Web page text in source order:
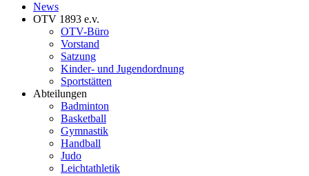
News
OTV 1893 e.v.
OTV-Büro
Vorstand
Satzung
Kinder- und Jugendordnung
Sportstätten
Abteilungen
Badminton
Basketball
Gymnastik
Handball
Judo
Leichtathletik